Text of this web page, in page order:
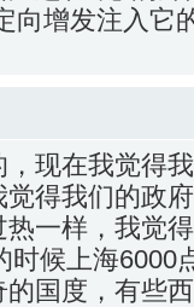
向增发注入它
现在我觉得
得我们的政
一样，我觉
时候上海6000
国度，有些